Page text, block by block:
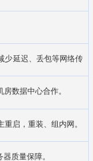
少延迟、丢包等网络传
数据中心合作。
启，重装、组内网。
质量保障。